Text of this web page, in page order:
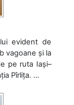
evident de
vagoane și la
pe ruta Iași–
Pîrlița. ...